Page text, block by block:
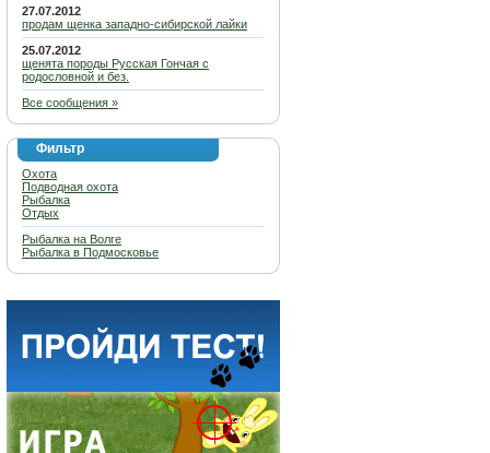
27.07.2012
продам щенка западно-сибирской лайки
25.07.2012
щенята породы Русская Гончая с
родословной и без.
Все сообщения »
Фильтр
Охота
Подводная охота
Рыбалка
Отдых
Рыбалка на Волге
Рыбалка в Подмосковье